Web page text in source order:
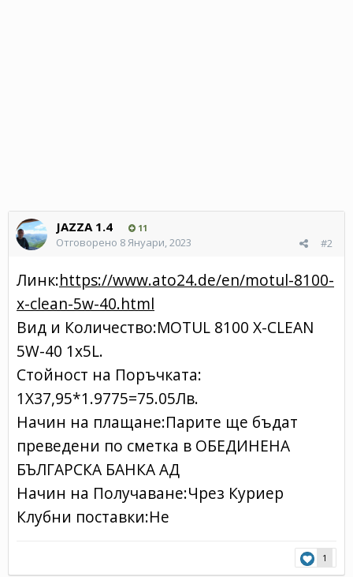
JAZZA 1.4 11
#2
Отговорено 8 Януари, 2023
Линк:https://www.ato24.de/en/motul-8100-
x-clean-5w-40.html
Вид и Количество:MOTUL 8100 X-CLEAN
5W-40 1x5L.
Стойност на Поръчката:
1X37,95*1.9775=75.05Лв.
Начин на плащане:Парите ще бъдат
преведени по сметка в ОБЕДИНЕНА
БЪЛГАРСКА БАНКА АД
Начин на Получаване:Чрез Куриер
Клубни поставки:Не
1